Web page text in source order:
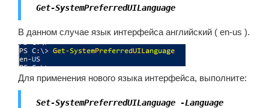
Get-SystemPreferredUILanguage
В данном случае язык интерфейса английский ( en-us ).
Для применения нового языка интерфейса, выполните:
Set-SystemPreferredUILanguage -Language